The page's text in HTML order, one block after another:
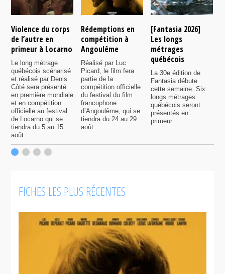
Violence du corps
de l’autre en
primeur à Locarno
Le long métrage
québécois scénarisé
et réalisé par Denis
Côté sera présenté
en première mondiale
et en compétition
officielle au festival
de Locarno qui se
tiendra du 5 au 15
août.
Rédemptions en
compétition à
Angoulême
Réalisé par Luc
Picard, le film fera
partie de la
compétition officielle
du festival du film
francophone
d’Angoulême, qui se
tiendra du 24 au 29
août.
[Fantasia 2026]
Les longs
métrages
québécois
La 30e édition de
Fantasia débute
cette semaine. Six
longs métrages
québécois seront
présentés en
primeur.
FICHES LES PLUS RÉCENTES